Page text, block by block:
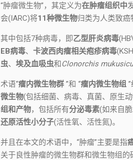
“肿瘤微生物”，其定义为在肿瘤组织中
会(IARC)将11种微生物归类为人类致癌
其中包括7种病毒，即乙型肝炎病毒
EB病毒、 卡波西肉瘤相关疱疹病毒
虫、 埃及血吸虫和Clonorchis
术语“瘤内微生物群 ”和 “瘤内微生物组
微生物(包括细菌、病毒、真菌、原生
组和产物，包括所有分泌毒素(如来自
还原活性小分子(活性氧、活性氮)。
并且在本文的术语中，“肿瘤”主要是指
关于良性肿瘤的微生物群和微生物组